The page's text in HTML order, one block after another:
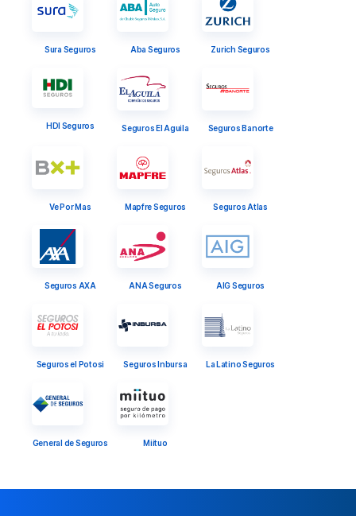
Sura Seguros Aba Seguros Zurich Seguros
HDI Seguros Seguros El Aguila Seguros Banorte
Ve Por Mas Mapfre Seguros Seguros Atlas
Seguros AXA ANA Seguros AIG Seguros
Seguros el Potosi Seguros Inbursa La Latino Seguros
General de Seguros Miituo